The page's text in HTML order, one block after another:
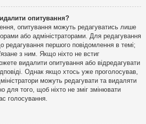
опитування?
опитування можуть редагуватись лише
або адміністраторами. Для редагування
редагування першого повідомлення в темі;
з ним. Якщо ніхто не встиг
видалити опитування або відредагувати
Однак якщо хтось уже проголосував,
можуть редагувати та видаляти
для того, щоб ніхто не зміг змінювати
голосування.